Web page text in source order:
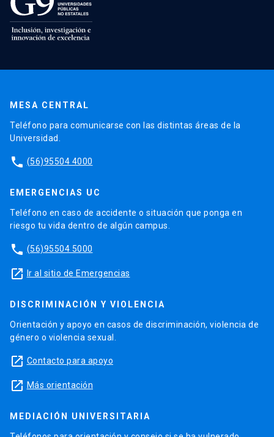
MESA CENTRAL
Teléfono para comunicarse con las distintas áreas de la
Universidad.
phone (56)95504 4000
EMERGENCIAS UC
Teléfono en caso de accidente o situación que ponga en
riesgo tu vida dentro de algún campus.
phone (56)95504 5000
launch Ir al sitio de Emergencias
DISCRIMINACIÓN Y VIOLENCIA
Orientación y apoyo en casos de discriminación, violencia de
género o violencia sexual.
launch Contacto para apoyo
launch Más orientación
MEDIACIÓN UNIVERSITARIA